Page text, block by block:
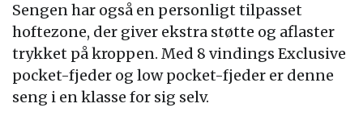
Sengen har også en personligt tilpasset
hoftezone, der giver ekstra støtte og aflaster
trykket på kroppen. Med 8 vindings Exclusive
pocket-fjeder og low pocket-fjeder er denne
seng i en klasse for sig selv.